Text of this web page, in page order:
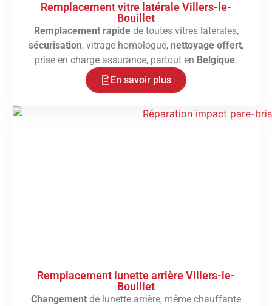
Remplacement vitre latérale Villers-le-
Bouillet
Remplacement rapidede toutes vitres latérales,
sécurisation, vitrage homologué, nettoyage offert,
prise en charge assurance, partout en Belgique.
En savoir plus
Remplacement lunette arrière Villers-le-
Bouillet
Changement de lunette arrière, même chauffante